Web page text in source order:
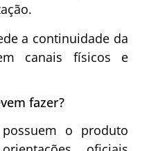
a continuidade da
canais físicos e
fazer?
o produto